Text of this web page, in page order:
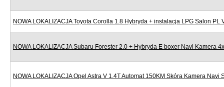
NOWA LOKALIZACJA Toyota Corolla 1.8 Hybryda + instalacja LPG Salon PL
NOWA LOKALIZACJA Subaru Forester 2.0 + Hybryda E boxer Navi Kamera
NOWA LOKALIZACJA Opel Astra V 1.4T Automat 150KM Skóra Kamera Navi